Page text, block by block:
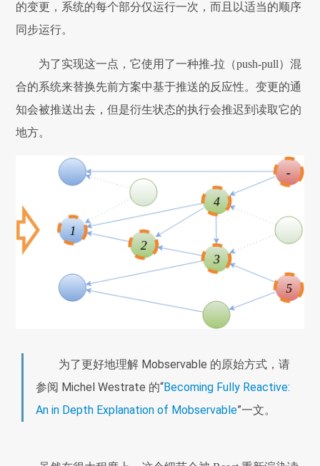
的变更，系统的每个部分仅运行一次，而且以适当的顺序
同步运行。
为了实现这一点，它使用了一种推-拉（push-pull）混
合的系统来替换先前方案中基于推送的反应性。变更的通
知会被推送出去，但是衍生状态的执行会推迟到读取它的
地方。
为了更好地理解 Mobservable 的原始方式，请
参阅 Michel Westrate 的“Becoming Fully Reactive:
An in Depth Explanation of Mobservable”一文。